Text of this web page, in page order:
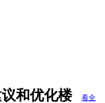
议和优化楼 看全